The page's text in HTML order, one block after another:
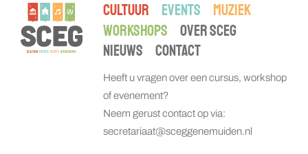
CULTUUR EVENTS
MUZIEK
WORKSHOPS
OVER SCEG
NIEUWS
CONTACT
Heeft u vragen over een cursus, workshop
of evenement?
Neem gerust contact op via:
secretariaat@sceggenemuiden.nl